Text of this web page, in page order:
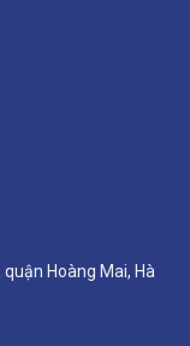
Hoàng Mai, Hà